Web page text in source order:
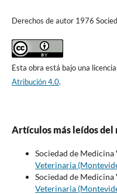
Derechos de autor 1976
Esta obra está bajo una
Atribución 4.0.
Artículos más leídos del
Sociedad de
Veterinaria
Sociedad de
Veterinaria